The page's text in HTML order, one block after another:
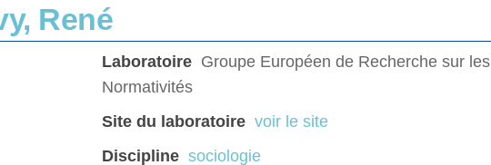
René
Laboratoire Groupe Européen de Recherche sur les
Normativités
Site du laboratoire voir le site
Discipline sociologie